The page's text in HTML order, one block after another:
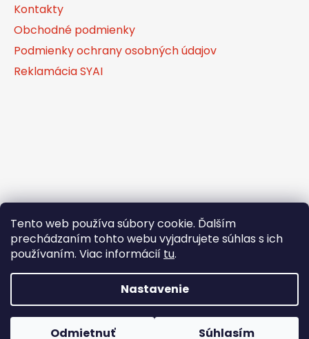
Tento web používa súbory cookie. Ďalším
prechádzaním tohto webu vyjadrujete súhlas s ich
používaním. Viac informácií tu.
Nastavenie
Odmietnuť Súhlasím
p
u
Kontakty
Obchodné podmienky
Podmienky ochrany osobných údajov
Reklamácia SYAI
Vytvoril Shoptet